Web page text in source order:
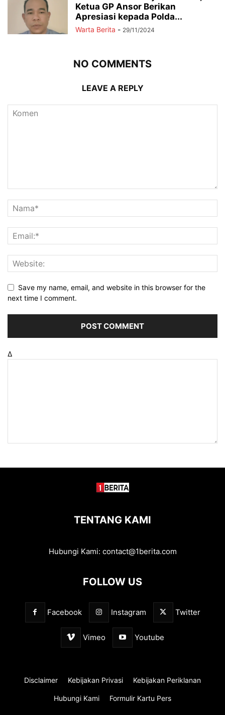
Ketua GP Ansor Berikan
Apresiasi kepada Polda...
Warta Berita - 29/11/2024
NO COMMENTS
LEAVE A REPLY
Save my name, email, and website in this browser for the
next time I comment.
Δ
TENTANG KAMI
Hubungi Kami: contact@1berita.com
FOLLOW US
Facebook Instagram Twitter
Vimeo Youtube
Disclaimer Kebijakan Privasi Kebijakan Periklanan
Hubungi Kami Formulir Kartu Pers